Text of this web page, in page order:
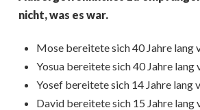
nicht, was es war.
Mose bereitete sich 40 Jahre lang
Yosua bereitete sich 40 Jahre lang
Yosef bereitete sich 14 Jahre lang
David bereitete sich 15 Jahre lang